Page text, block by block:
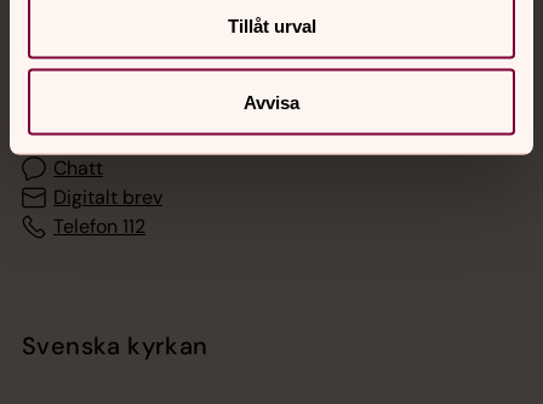
Tillåt urval
Avvisa
Jourhavande präst
Akut samtals- och krisstöd. Prata eller chatta anonymt
med en präst på kvällar och nätter.
Chatt
Digitalt brev
Telefon 112
Svenska kyrkan